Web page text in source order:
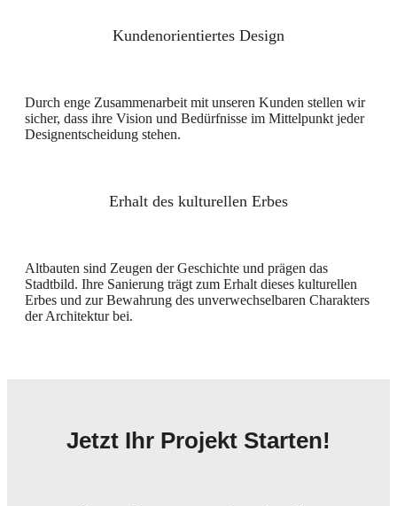
Kundenorientiertes Design
Durch enge Zusammenarbeit mit unseren Kunden stellen wir
sicher, dass ihre Vision und Bedürfnisse im Mittelpunkt jeder
Designentscheidung stehen.
Erhalt des kulturellen Erbes
Altbauten sind Zeugen der Geschichte und prägen das
Stadtbild. Ihre Sanierung trägt zum Erhalt dieses kulturellen
Erbes und zur Bewahrung des unverwechselbaren Charakters
der Architektur bei.
Jetzt Ihr Projekt Starten!